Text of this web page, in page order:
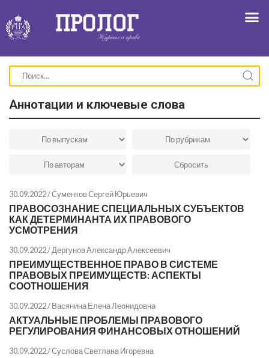
Аннотации и ключевые слова
30.09.2022 /Суменков Сергей Юрьевич
ПРАВОСОЗНАНИЕ СПЕЦИАЛЬНЫХ СУБЪЕКТОВ
КАК ДЕТЕРМИНАНТА ИХ ПРАВОВОГО
УСМОТРЕНИЯ
30.09.2022 /Дергунов Александр Алексеевич
ПРЕИМУЩЕСТВЕННОЕ ПРАВО В СИСТЕМЕ
ПРАВОВЫХ ПРЕИМУЩЕСТВ: АСПЕКТЫ
СООТНОШЕНИЯ
30.09.2022 /Васянина Елена Леонидовна
АКТУАЛЬНЫЕ ПРОБЛЕМЫ ПРАВОВОГО
РЕГУЛИРОВАНИЯ ФИНАНСОВЫХ ОТНОШЕНИЙ
30.09.2022 /Суслова Светлана Игоревна